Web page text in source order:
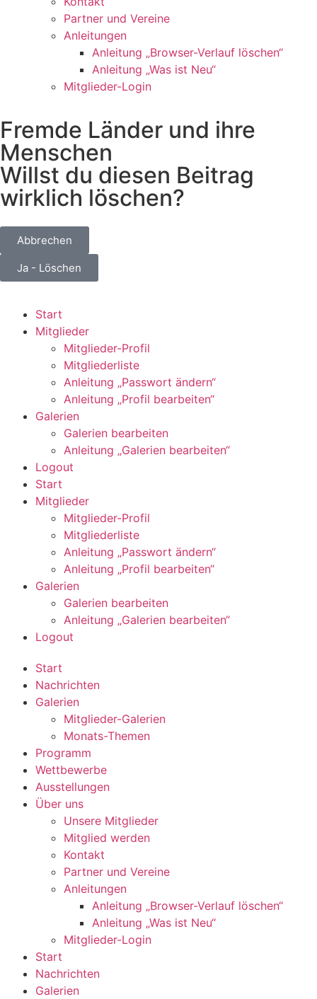
Partner und Vereine
Anleitungen
Anleitung „Browser-Verlauf löschen“
Anleitung „Was ist Neu“
Mitglieder-Login
Fremde Länder und ihre
Menschen
Willst du diesen Beitrag
wirklich löschen?
Abbrechen
Ja - Löschen
Start
Mitglieder
Mitglieder-Profil
Mitgliederliste
Anleitung „Passwort ändern“
Anleitung „Profil bearbeiten“
Galerien
Galerien bearbeiten
Anleitung „Galerien bearbeiten“
Logout
Start
Mitglieder
Mitglieder-Profil
Mitgliederliste
Anleitung „Passwort ändern“
Anleitung „Profil bearbeiten“
Galerien
Galerien bearbeiten
Anleitung „Galerien bearbeiten“
Logout
Start
Nachrichten
Galerien
Mitglieder-Galerien
Monats-Themen
Programm
Wettbewerbe
Ausstellungen
Über uns
Unsere Mitglieder
Mitglied werden
Kontakt
Partner und Vereine
Anleitungen
Anleitung „Browser-Verlauf löschen“
Anleitung „Was ist Neu“
Mitglieder-Login
Start
Nachrichten
Galerien